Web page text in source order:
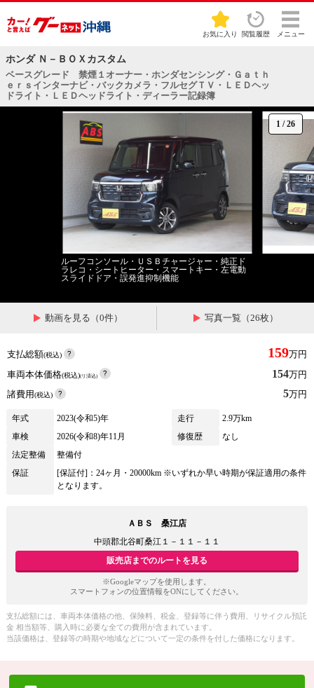
お気に入り 閲覧履歴 メニュー
ホンダ Ｎ－ＢＯＸカスタム
ベースグレード 禁煙１オーナー・ホンダセンシング・Ｇａｔｈ
ｅｒｓインターナビ・バックカメラ・フルセグＴＶ・ＬＥＤヘッ
ドライト・ＬＥＤヘッドライト・ディーラー記録簿
1 /26
ルーフコンソール・ＵＳＢチャージャー・純正ド
ラレコ・シートヒーター・スマートキー・左電動
スライドドア・誤発進抑制機能
動画を見る（0件） 写真一覧（26枚）
支払総額(税込) 159万円
車両本体価格(税込)(リ済込) 154万円
諸費用(税込) 5万円
年式 2023(令和5)年 走行
2.9万km
車検
2026(令和8)年11月 修復歴
なし
法定整備
整備付
保証
[保証付]：24ヶ月・20000km ※いずれか早い時期が保証適用の条件
となります。
ＡＢＳ 桑江店
中頭郡北谷町桑江１－１１－１１
販売店までのルートを見る
※Googleマップを使用します。
スマートフォンの位置情報をONにしてください。
支払総額には、車両本体価格の他、保険料、税金、登録等に伴う費用、リサイクル預託
金 相当額等、購入時に必要な全ての費用が含まれています。
当該価格は、登録等の時期や地域などについて一定の条件を付した価格になります。